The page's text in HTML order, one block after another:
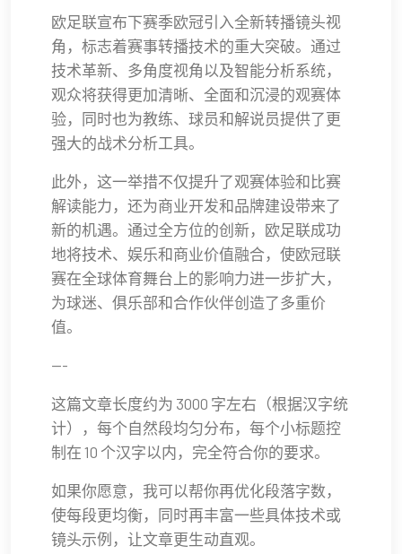
欧足联宣布下赛季欧冠引入全新转播镜头视
角，标志着赛事转播技术的重大突破。通过
技术革新、多角度视角以及智能分析系统，
观众将获得更加清晰、全面和沉浸的观赛体
验，同时也为教练、球员和解说员提供了更
强大的战术分析工具。
此外，这一举措不仅提升了观赛体验和比赛
解读能力，还为商业开发和品牌建设带来了
新的机遇。通过全方位的创新，欧足联成功
地将技术、娱乐和商业价值融合，使欧冠联
赛在全球体育舞台上的影响力进一步扩大，
为球迷、俱乐部和合作伙伴创造了多重价
值。
---
这篇文章长度约为 3000 字左右（根据汉字统
计），每个自然段均匀分布，每个小标题控
制在 10 个汉字以内，完全符合你的要求。
如果你愿意，我可以帮你再优化段落字数，
使每段更均衡，同时再丰富一些具体技术或
镜头示例，让文章更生动直观。